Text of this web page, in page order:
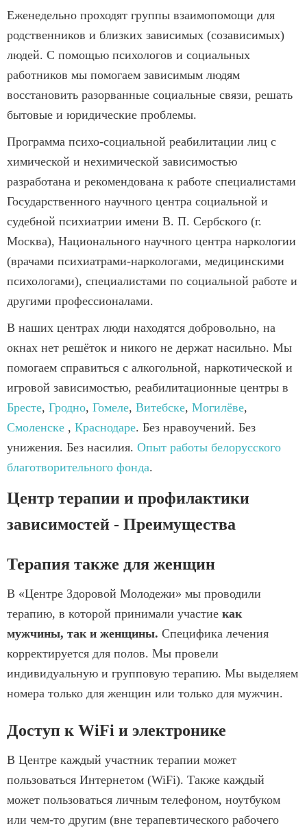
Еженедельно проходят группы взаимопомощи для
родственников и близких зависимых (созависимых)
людей. С помощью психологов и социальных
работников мы помогаем зависимым людям
восстановить разорванные социальные связи, решать
бытовые и юридические проблемы.
Программа психо-социальной реабилитации лиц с
химической и нехимической зависимостью
разработана и рекомендована к работе специалистами
Государственного научного центра социальной и
судебной психиатрии имени В. П. Сербского (г.
Москва), Национального научного центра наркологии
(врачами психиатрами-наркологами, медицинскими
психологами), специалистами по социальной работе и
другими профессионалами.
В наших центрах люди находятся добровольно, на
окнах нет решёток и никого не держат насильно. Мы
помогаем справиться с алкогольной, наркотической и
игровой зависимостью, реабилитационные центры в
Бресте, Гродно, Гомеле, Витебске, Могилёве,
Смоленске , Краснодаре. Без нравоучений. Без
унижения. Без насилия. Опыт работы белорусского
благотворительного фонда.
Центр терапии и профилактики
зависимостей - Преимущества
Терапия также для женщин
В «Центре Здоровой Молодежи» мы проводили
терапию, в которой принимали участие как
мужчины, так и женщины. Специфика лечения
корректируется для полов. Мы провели
индивидуальную и групповую терапию. Мы выделяем
номера только для женщин или только для мужчин.
Доступ к WiFi и электронике
В Центре каждый участник терапии может
пользоваться Интернетом (WiFi). Также каждый
может пользоваться личным телефоном, ноутбуком
или чем-то другим (вне терапевтического рабочего